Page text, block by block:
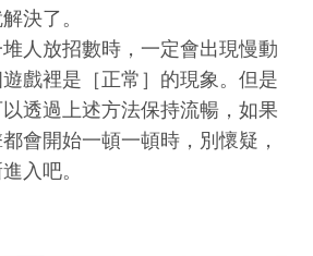
決了。
人放招數時，一定會出現慢動
戲裡是［正常］的現象。但是
透過上述方法保持流暢，如果
會開始一頓一頓時，別懷疑，
入吧。